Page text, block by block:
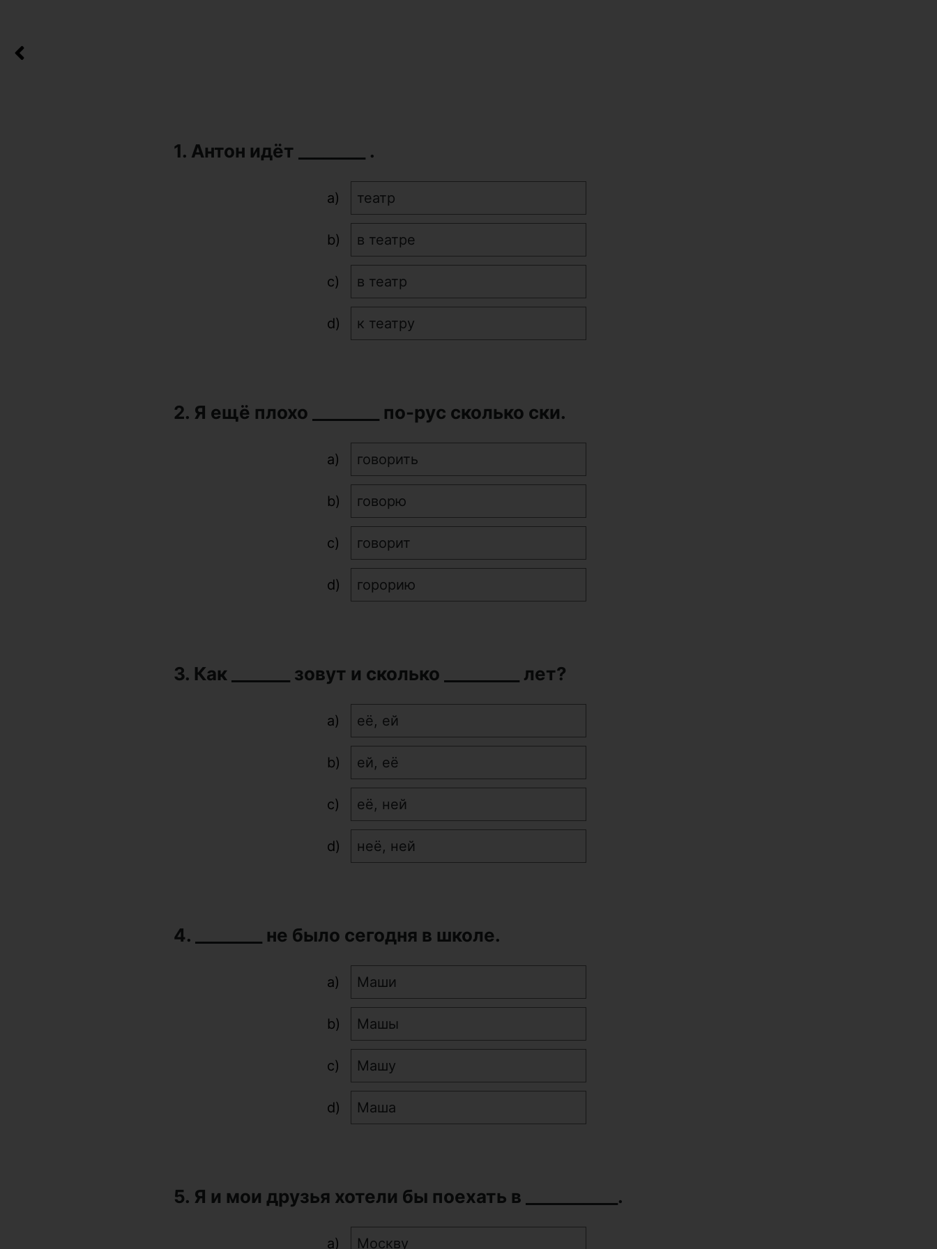
1. Антон идёт ________ .
театр
в театре
в театр
к театру
2. Я ещё плохо ________ по-рус сколько ски.
говорить
говорю
говорит
горорию
3. Как _______ зовут и сколько _________ лет?
её, ей
ей, её
её, ней
неё, ней
4. ________ не было сегодня в школе.
Маши
Машы
Машу
Маша
5. Я и мои друзья хотели бы поехать в ___________.
Москву